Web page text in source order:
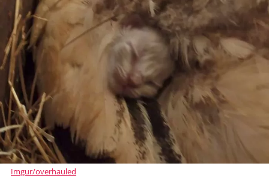
Imgur/overhauled